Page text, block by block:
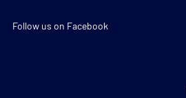
Follow us on Facebook